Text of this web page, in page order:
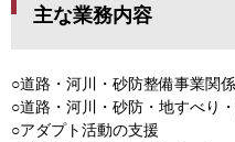
主な業務内容
○道路・河川・砂防整備事業関
○道路・河川・砂防・地すべり
○アダプト活動の支援